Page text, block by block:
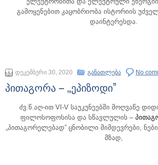
გამოყენებით კაცობრიობა ისტორიის
დაინტერესდა.
დეკემბერი 30, 2020 განათლება No
პითაგორა – „ეპიზოდი”
ძვ.წ.აღ-ით VI-V საუკუნეებში მოღვაწე
ფილოსოფოსისა და სწავლულის –
„პითაგორელებად” ცნობილი მიმდევრები,
მზად,